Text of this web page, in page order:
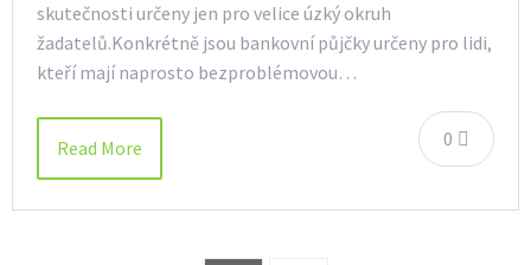
skutečnosti určeny jen pro velice úzký okruh
žadatelů.Konkrétně jsou bankovní půjčky určeny pro lidi,
kteří mají naprosto bezproblémovou…
0
Read More